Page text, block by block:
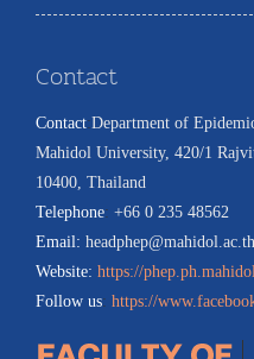
Contact
Contact:Department of
Mahidol University, 420/1
10400, Thailand
Telephone: +66 0 235 48562
Email: headphep@mahidol.ac.th
Website: https://
Follow us: https://